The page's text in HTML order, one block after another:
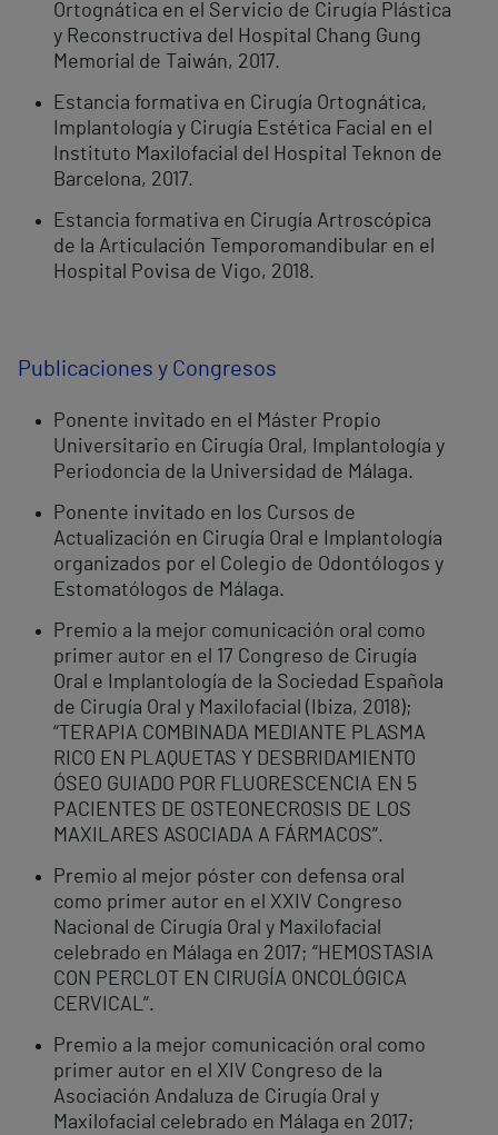
Ortognática en el Servicio de Cirugía Plástica
y Reconstructiva del Hospital Chang Gung
Memorial de Taiwán, 2017.
Estancia formativa en Cirugía Ortognática,
Implantología y Cirugía Estética Facial en el
Instituto Maxilofacial del Hospital Teknon de
Barcelona, 2017.
Estancia formativa en Cirugía Artroscópica
de la Articulación Temporomandibular en el
Hospital Povisa de Vigo, 2018.
Publicaciones y Congresos
Ponente invitado en el Máster Propio
Universitario en Cirugía Oral, Implantología y
Periodoncia de la Universidad de Málaga.
Ponente invitado en los Cursos de
Actualización en Cirugía Oral e Implantología
organizados por el Colegio de Odontólogos y
Estomatólogos de Málaga.
Premio a la mejor comunicación oral como
primer autor en el 17 Congreso de Cirugía
Oral e Implantología de la Sociedad Española
de Cirugía Oral y Maxilofacial (Ibiza, 2018);
“TERAPIA COMBINADA MEDIANTE PLASMA
RICO EN PLAQUETAS Y DESBRIDAMIENTO
ÓSEO GUIADO POR FLUORESCENCIA EN 5
PACIENTES DE OSTEONECROSIS DE LOS
MAXILARES ASOCIADA A FÁRMACOS”.
Premio al mejor póster con defensa oral
como primer autor en el XXIV Congreso
Nacional de Cirugía Oral y Maxilofacial
celebrado en Málaga en 2017; “HEMOSTASIA
CON PERCLOT EN CIRUGÍA ONCOLÓGICA
CERVICAL”.
Premio a la mejor comunicación oral como
primer autor en el XIV Congreso de la
Asociación Andaluza de Cirugía Oral y
Maxilofacial celebrado en Málaga en 2017;